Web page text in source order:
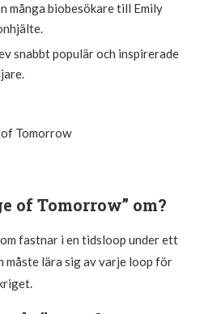
många biobesökare till Emily
snabbt populär och inspirerade
of Tomorrow” om?
fastnar i en tidsloop under ett
lära sig av varje loop för